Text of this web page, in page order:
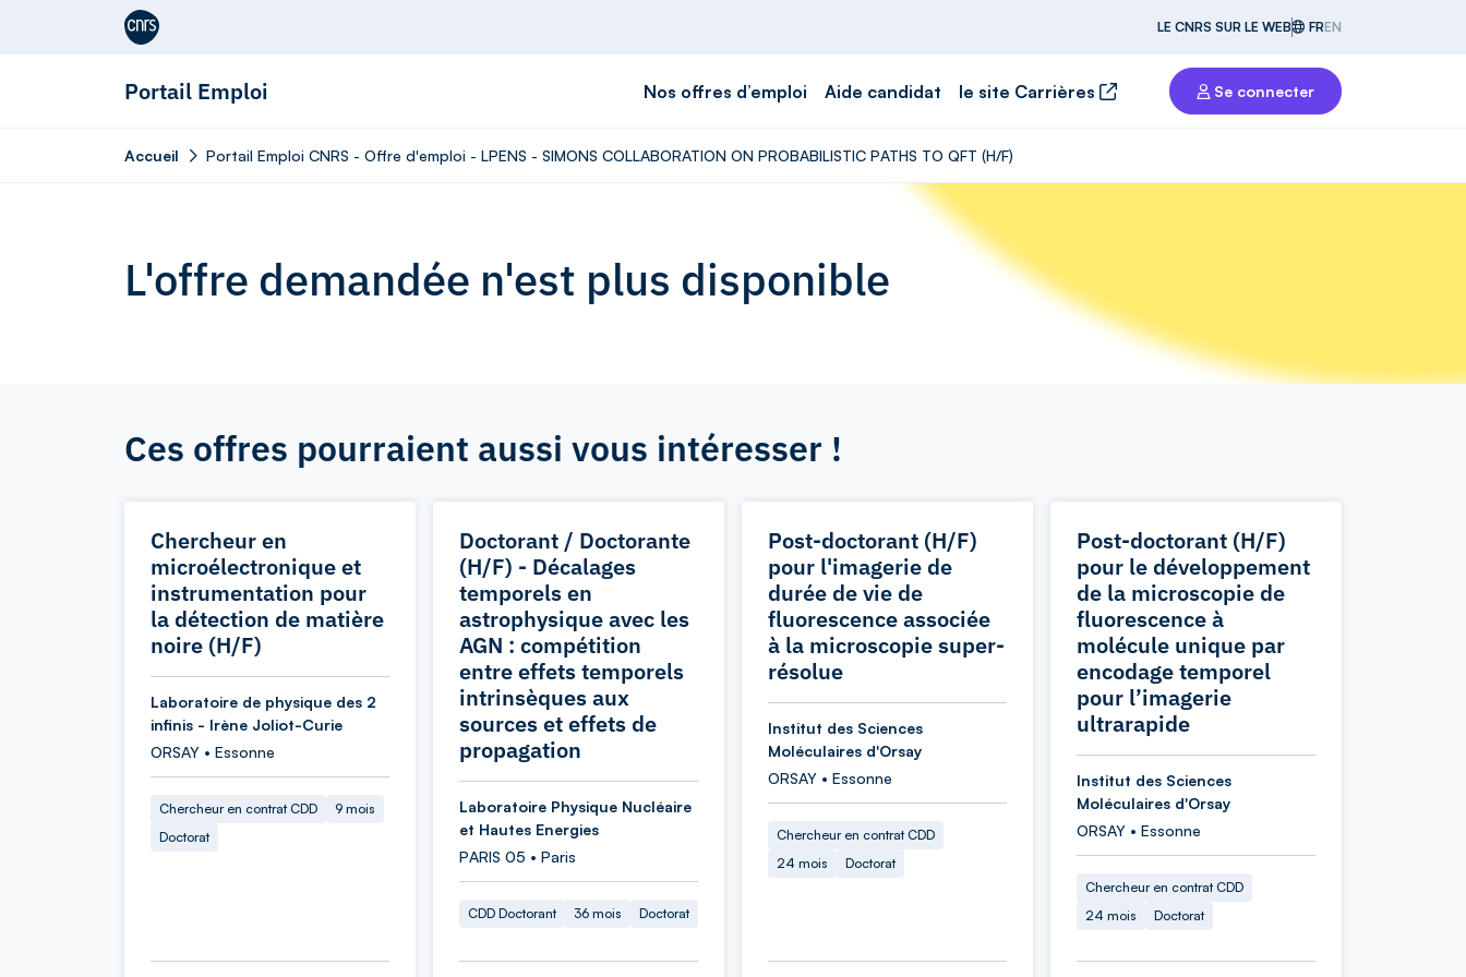
Aller au contenu
LE CNRS SUR LE WEB FREN
Portail Emploi Nos offres d’emploi Aide candidat le site Carrières Se connecter
Accueil Portail Emploi CNRS - Offre d'emploi - LPENS - SIMONS COLLABORATION ON PROBABILISTIC PATHS TO QFT (H/F)
L'offre demandée n'est plus disponible
Ces offres pourraient aussi vous intéresser !
Chercheur en
microélectronique et
instrumentation pour
la détection de matière
noire (H/F)
Laboratoire de physique des 2
infinis - Irène Joliot-Curie
ORSAY • Essonne
Chercheur en contrat CDD
9 mois
Doctorat
Doctorant / Doctorante
(H/F) - Décalages
temporels en
astrophysique avec les
AGN : compétition
entre effets temporels
intrinsèques aux
sources et effets de
propagation
Laboratoire Physique Nucléaire
et Hautes Energies
PARIS 05 • Paris
CDD Doctorant 36 mois Doctorat
Post-doctorant (H/F)
pour l'imagerie de
durée de vie de
fluorescence associée
à la microscopie super-
résolue
Institut des Sciences
Moléculaires d'Orsay
ORSAY • Essonne
Chercheur en contrat CDD
24 mois
Doctorat
Post-doctorant (H/F)
pour le développement
de la microscopie de
fluorescence à
molécule unique par
encodage temporel
pour l’imagerie
ultrarapide
Institut des Sciences
Moléculaires d'Orsay
ORSAY • Essonne
Chercheur en contrat CDD
24 mois
Doctorat